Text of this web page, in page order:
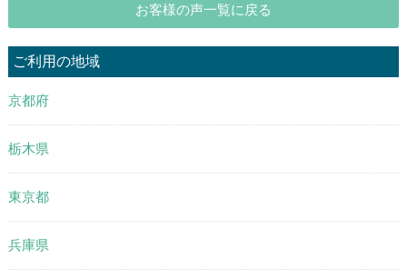
お客様の声一覧に戻る
ご利用の地域
京都府
栃木県
東京都
兵庫県